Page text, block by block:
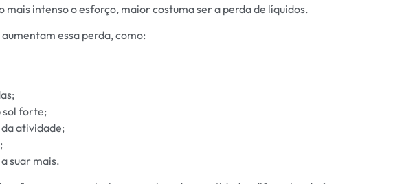
mais intenso o esforço, maior costuma ser a perda de líquidos.
essa perda, como:
sol forte;
atividade;
suar mais.